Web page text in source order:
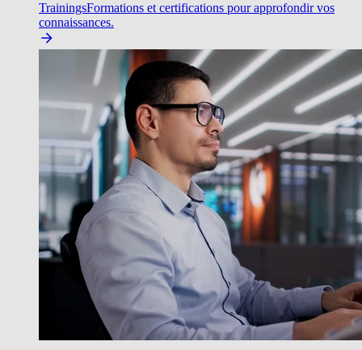
TrainingsFormations et certifications pour approfondir vos
connaissances.